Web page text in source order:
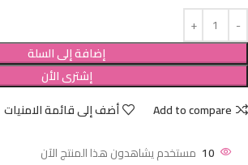
إضافة إلى السلة
إشترى الأن
Add to compare
أضف إلى قائمة الامنيات
10 مستخدم يشاهدون هذا المنتج الآن